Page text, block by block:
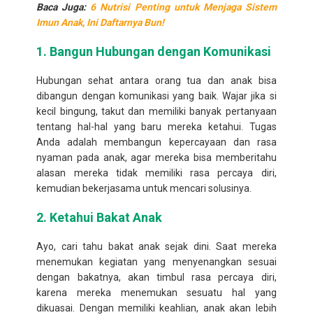
Baca Juga: 6 Nutrisi Penting untuk Menjaga Sistem
Imun Anak, Ini Daftarnya Bun!
1. Bangun Hubungan dengan Komunikasi
Hubungan sehat antara orang tua dan anak bisa
dibangun dengan komunikasi yang baik. Wajar jika si
kecil bingung, takut dan memiliki banyak pertanyaan
tentang hal-hal yang baru mereka ketahui. Tugas
Anda adalah membangun kepercayaan dan rasa
nyaman pada anak, agar mereka bisa memberitahu
alasan mereka tidak memiliki rasa percaya diri,
kemudian bekerjasama untuk mencari solusinya.
2. Ketahui Bakat Anak
Ayo, cari tahu bakat anak sejak dini. Saat mereka
menemukan kegiatan yang menyenangkan sesuai
dengan bakatnya, akan timbul rasa percaya diri,
karena mereka menemukan sesuatu hal yang
dikuasai. Dengan memiliki keahlian, anak akan lebih